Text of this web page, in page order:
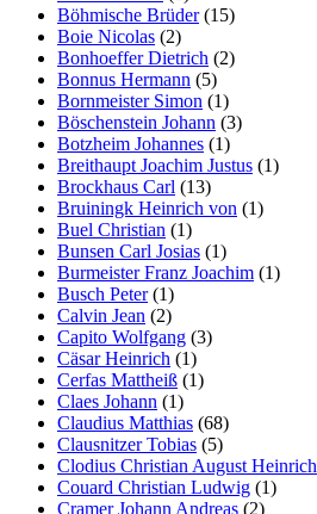
Böhmische Brüder(15)
Boie Nicolas (2)
Bonhoeffer Dietrich (2)
Bonnus Hermann (5)
Bornmeister Simon (1)
Böschenstein Johann (3)
Botzheim Johannes (1)
Breithaupt Joachim Justus (1)
Brockhaus Carl (13)
Bruiningk Heinrich von (1)
Buel Christian (1)
Bunsen Carl Josias (1)
Burmeister Franz Joachim (1)
Busch Peter(1)
Calvin Jean (2)
Capito Wolfgang (3)
Cäsar Heinrich (1)
Cerfas Mattheiß (1)
Claes Johann (1)
Claudius Matthias (68)
Clausnitzer Tobias (5)
Clodius Christian August Heinrich
Couard Christian Ludwig (1)
Cramer Johann Andreas (2)